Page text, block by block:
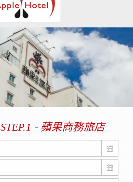
STEP.1 - 蘋果商務旅店